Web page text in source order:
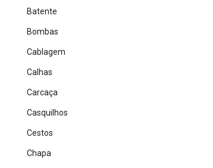
Batente
Bombas
Cablagem
Calhas
Carcaça
Casquilhos
Cestos
Chapa